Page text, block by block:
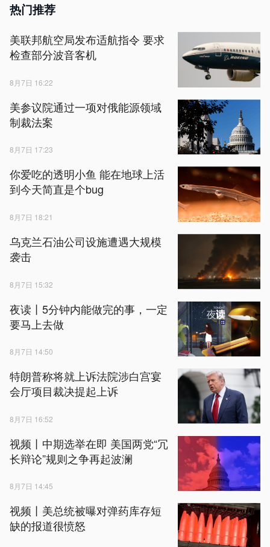
热门推荐
美联邦航空局发布适航指令 要求
检查部分波音客机
8月7日 16:22
美参议院通过一项对俄能源领域
制裁法案
8月7日 17:23
你爱吃的透明小鱼 能在地球上活
到今天简直是个bug
8月7日 18:21
乌克兰石油公司设施遭遇大规模
袭击
8月7日 15:32
夜读丨5分钟内能做完的事，一定
要马上去做
8月7日 14:50
特朗普称将就上诉法院涉白宫宴
会厅项目裁决提起上诉
8月7日 16:52
视频丨中期选举在即 美国两党“冗
长辩论”规则之争再起波澜
8月7日 14:45
视频丨美总统被曝对弹药库存短
缺的报道很愤怒